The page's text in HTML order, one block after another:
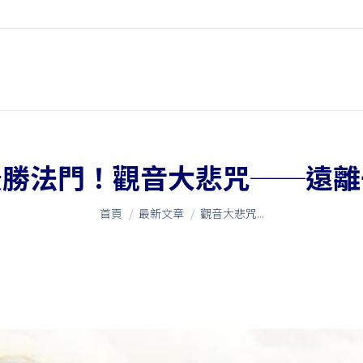
法門！觀音大悲咒──遠離
您在這裡：
首頁 最新文章 觀音大悲咒...